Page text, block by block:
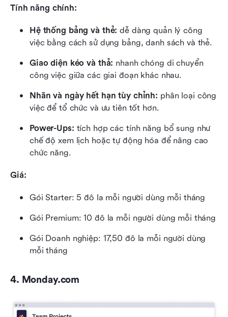
Tính năng chính:
Hệ thống bảng và thẻ: dễ dàng quản lý công
việc bằng cách sử dụng bảng, danh sách và thẻ.
Giao diện kéo và thả: nhanh chóng di chuyển
công việc giữa các giai đoạn khác nhau.
Nhãn và ngày hết hạn tùy chỉnh: phân loại công
việc để tổ chức và ưu tiên tốt hơn.
Power-Ups: tích hợp các tính năng bổ sung như
chế độ xem lịch hoặc tự động hóa để nâng cao
chức năng.
Giá:
Gói Starter: 5 đô la mỗi người dùng mỗi tháng
Gói Premium: 10 đô la mỗi người dùng mỗi tháng
Gói Doanh nghiệp: 17,50 đô la mỗi người dùng
mỗi tháng
4. Monday.com